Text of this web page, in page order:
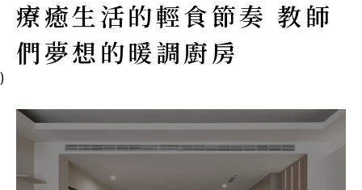
療癒生活的輕食節奏 教師
們夢想的暖調廚房
)